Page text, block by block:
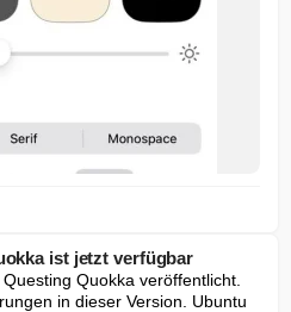
ist jetzt verfügbar
Quokka veröffentlicht.
in dieser Version. Ubuntu